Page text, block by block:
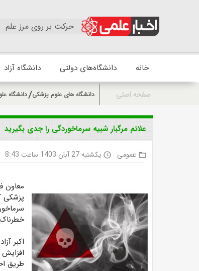
حرکت بر روی مرز علم
خانه دانشگاه‌های دولتی دانشگاه آزاد
صفحه اصلی دانشگاه های علوم پزشکی دانشگاه
علائم مرگبار شبیه سرماخوردگی را جدی بگیرید
folder_open عمومی access_time یکشنبه 27 آبان 1403 ساعت 8:43
معاون
پزشکی
اکبر
طریق